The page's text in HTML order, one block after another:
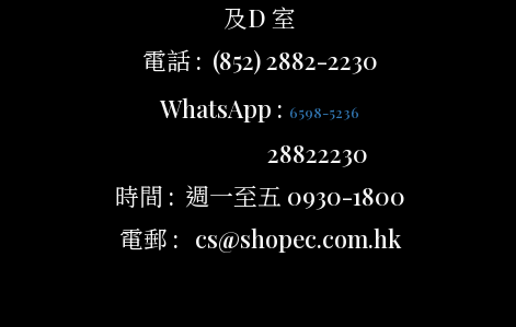
及D 室
電話 : (852) 2882-2230
WhatsApp : 6598-5236
28822230
時間 : 週一至五 0930-1800
電郵 : cs@shopec.com.hk